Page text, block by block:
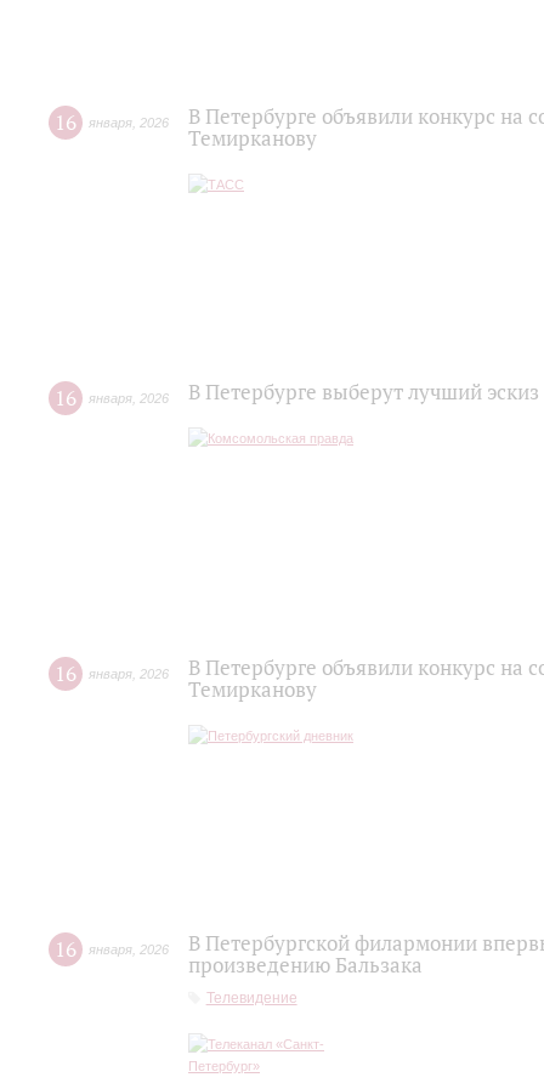
16 января 2026
В Петербурге объявили конкурс на
Темирканову
16 января 2026 В Петербурге выберут лучший
16 января 2026
В Петербурге объявили конкурс на
Темирканову
16 января 2026
В Петербургской филармонии
произведению Бальзака
Телевидение